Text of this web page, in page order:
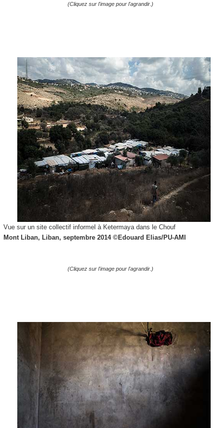
(Cliquez sur l'image pour l'agrandir.)
Vue sur un site collectif informel à Ketermaya dans le Chouf
Mont Liban, Liban, septembre 2014 ©Edouard Elias/PU-AMI
(Cliquez sur l'image pour l'agrandir.)